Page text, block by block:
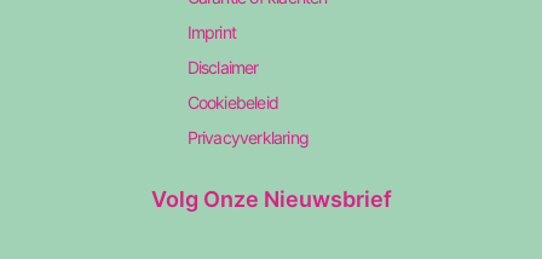
Imprint
Disclaimer
Cookiebeleid
Privacyverklaring
Volg Onze Nieuwsbrief